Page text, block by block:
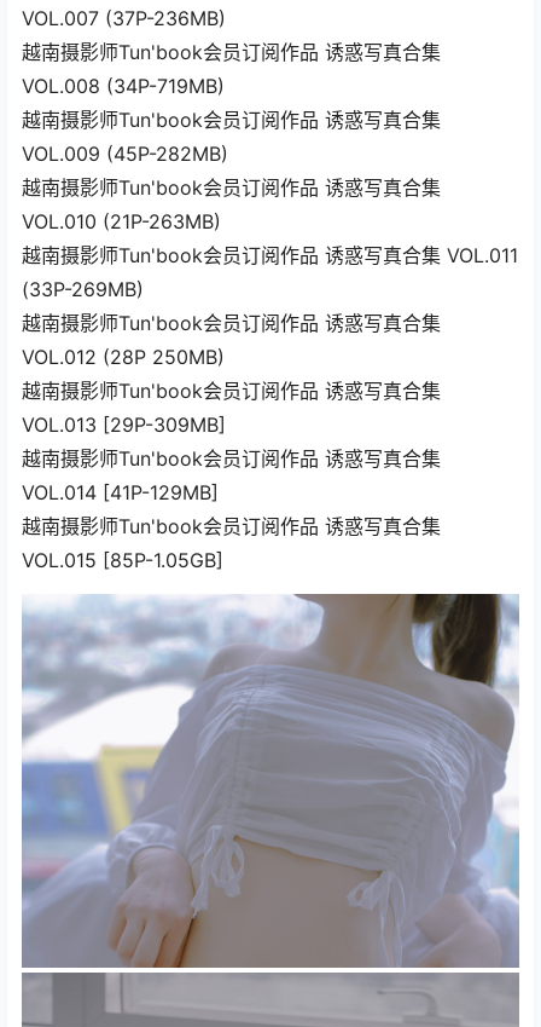
VOL.007 (37P-236MB)
越南摄影师Tun'book会员订阅作品 诱惑写真合集
VOL.008 (34P-719MB)
越南摄影师Tun'book会员订阅作品 诱惑写真合集
VOL.009 (45P-282MB)
越南摄影师Tun'book会员订阅作品 诱惑写真合集
VOL.010 (21P-263MB)
越南摄影师Tun'book会员订阅作品 诱惑写真合集 VOL.011
(33P-269MB)
越南摄影师Tun'book会员订阅作品 诱惑写真合集
VOL.012 (28P 250MB)
越南摄影师Tun'book会员订阅作品 诱惑写真合集
VOL.013 [29P-309MB]
越南摄影师Tun'book会员订阅作品 诱惑写真合集
VOL.014 [41P-129MB]
越南摄影师Tun'book会员订阅作品 诱惑写真合集
VOL.015 [85P-1.05GB]